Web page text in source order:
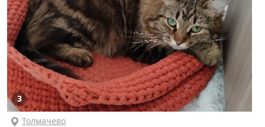
3
Толмачево